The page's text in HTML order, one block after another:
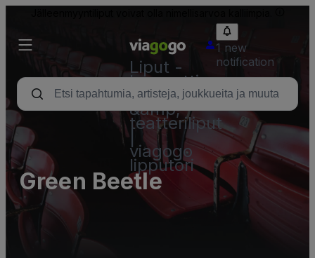
Liput -
konsertti,
urheilu
&amp;
teatteriliput
viagogo
lipputori
1 new
notification
Green Beetle